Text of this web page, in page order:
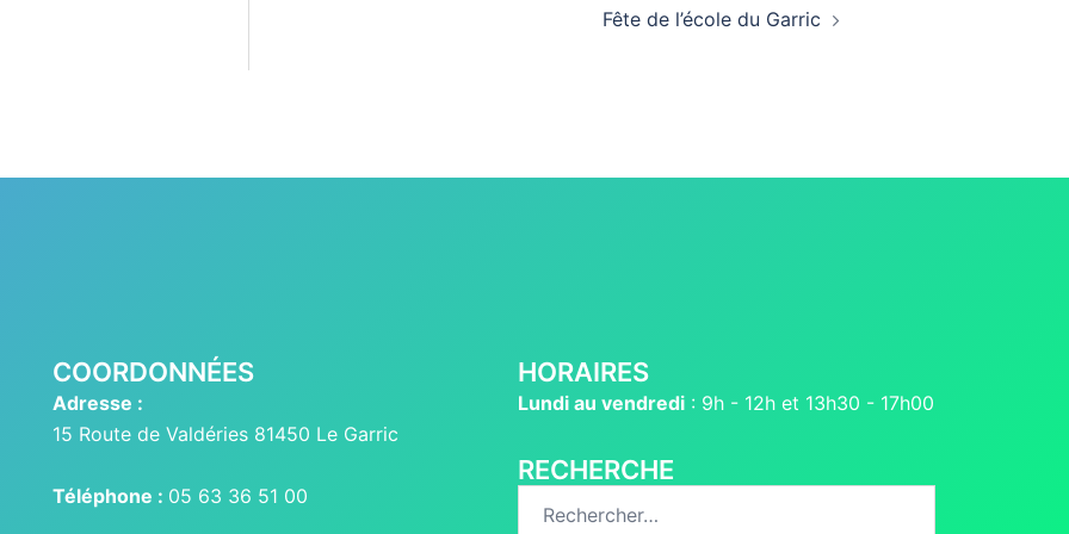
Fête de l’école du Garric
COORDONNÉES
Adresse :
15 Route de Valdéries 81450 Le Garric
Téléphone : 05 63 36 51 00
HORAIRES
Lundi au vendredi : 9h - 12h et 13h30 - 17h00
RECHERCHE